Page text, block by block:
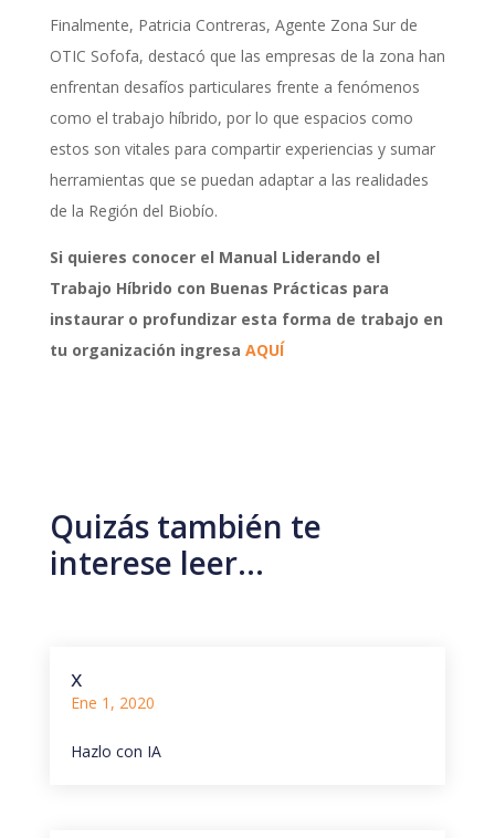
Finalmente, Patricia Contreras, Agente Zona Sur de
OTIC Sofofa, destacó que las empresas de la zona han
enfrentan desafíos particulares frente a fenómenos
como el trabajo híbrido, por lo que espacios como
estos son vitales para compartir experiencias y sumar
herramientas que se puedan adaptar a las realidades
de la Región del Biobío.
Si quieres conocer el Manual Liderando el
Trabajo Híbrido con Buenas Prácticas para
instaurar o profundizar esta forma de trabajo en
tu organización ingresa AQUÍ
Quizás también te
interese leer…
x
Ene 1, 2020
Hazlo con IA